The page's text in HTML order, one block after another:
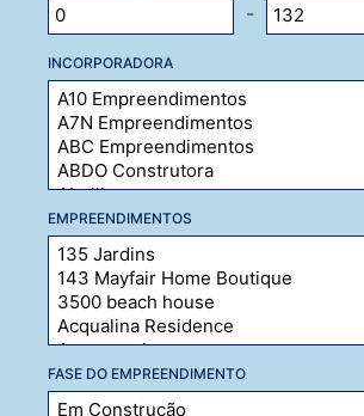
-
INCORPORADORA
EMPREENDIMENTOS
FASE DO EMPREENDIMENTO